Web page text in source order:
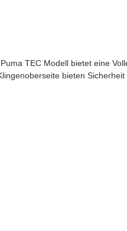
TEC Modell bietet eine
bieten